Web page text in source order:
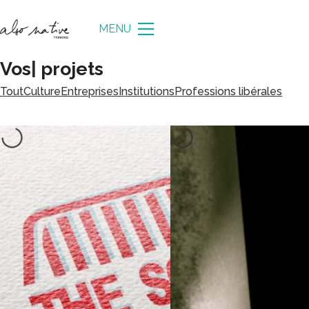
MENU
Vos projets
ToutCultureEntreprisesInstitutionsProfessions libérales